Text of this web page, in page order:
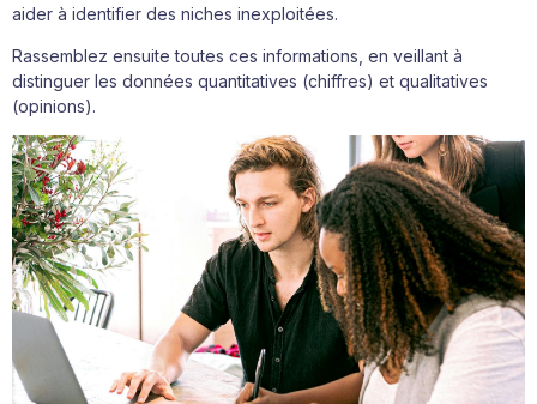
aider à identifier des niches inexploitées.
Rassemblez ensuite toutes ces informations, en veillant à
distinguer les données quantitatives (chiffres) et qualitatives
(opinions).